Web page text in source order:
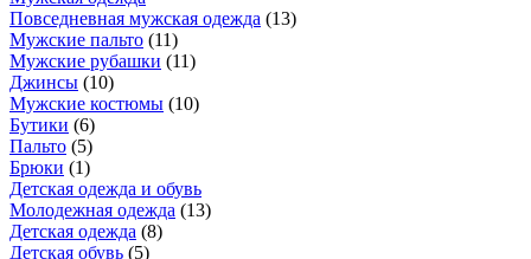
Повседневная мужская одежда (13)
Мужские пальто (11)
Мужские рубашки (11)
Джинсы (10)
Мужские костюмы (10)
Бутики (6)
Пальто (5)
Брюки (1)
Детская одежда и обувь
Молодежная одежда (13)
Детская одежда (8)
Детская обувь (5)